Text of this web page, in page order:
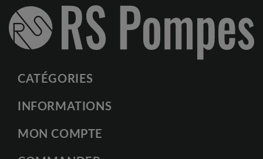
CATÉGORIES
INFORMATIONS
MON COMPTE